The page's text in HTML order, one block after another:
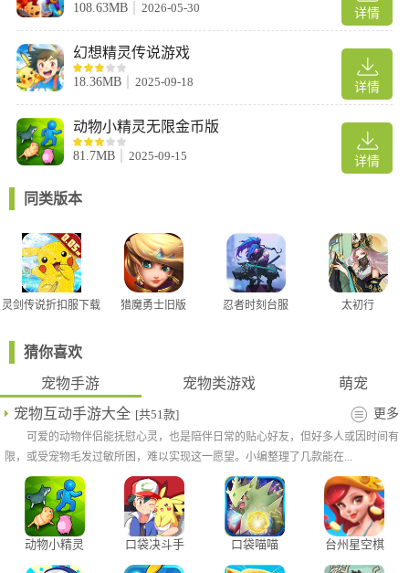
闪光精灵梦想。
新手攻略
口袋喵喵是一款以Q版宠物为特点的全新卡牌游戏，同一场战斗目
前最多出现6张卡牌，卡牌是可以任玩家随意搭配的，不同的搭配
会在战斗中出现不同的效果，战斗过程无需玩家操作，简单方便，
轻轻松松就可以上手。
详情
108.63MB 2026-05-30
详情
幻想精灵传说游戏
18.36MB 2025-09-18
详情
动物小精灵无限金币版
81.7MB 2025-09-15
同类版本
灵剑传说折扣服下载 猎魔勇士旧版 忍者时刻台服 太初行
猜你喜欢
宠物手游
宠物类游戏
萌宠
宠物互动手游大全 [共51款] 更多
可爱的动物伴侣能抚慰心灵，也是陪伴日常的贴心好友，但好多人或因时间有
限，或受宠物毛发过敏所困，难以实现这一愿望。小编整理了几款能在...
动物小精灵
口袋决斗手
口袋喵喵
台州星空棋